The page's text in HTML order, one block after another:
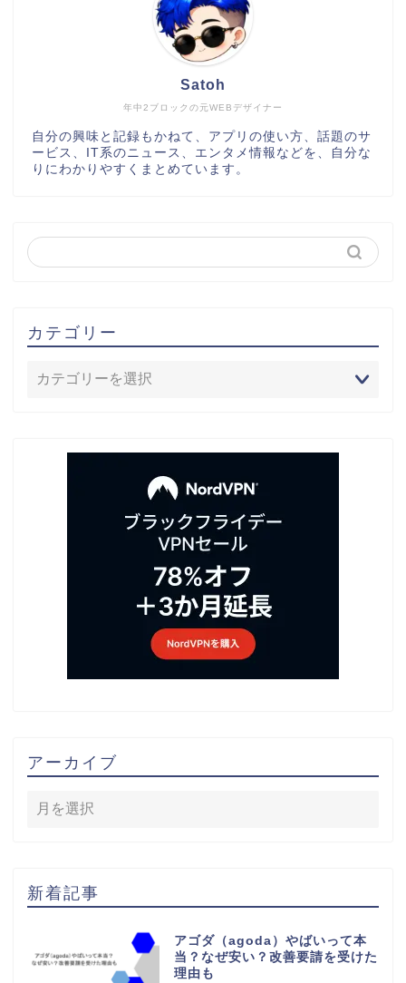
年中2ブロックの元WEBデザイナー
Satoh
自分の興味と記録もかねて、アプリの使い方、話題のサ
ービス、IT系のニュース、エンタメ情報などを、自分な
りにわかりやすくまとめています。
カテゴリー
アーカイブ
新着記事
アゴダ（agoda）やばいって本
当？なぜ安い？改善要請を受けた
理由も